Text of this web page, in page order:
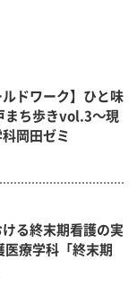
ルドワーク】ひと味
まち歩きvol.3～現
岡田ゼミ
る終末期看護の実
医療学科「終末期